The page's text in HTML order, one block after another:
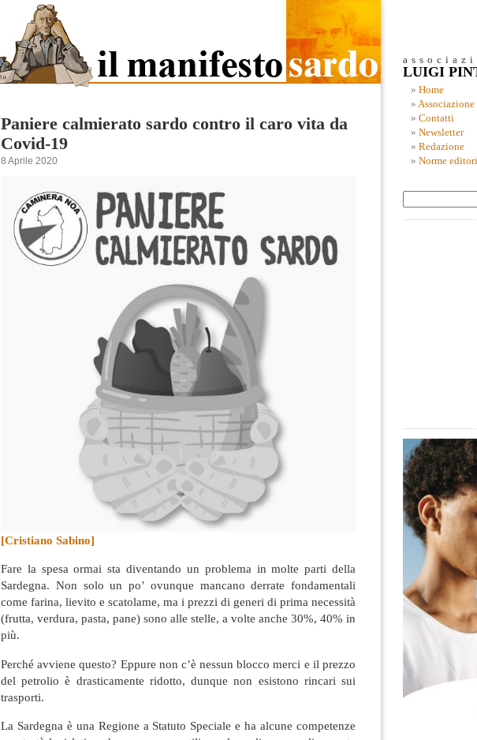
Paniere calmierato sardo contro il caro vita da
Covid-19
8 Aprile 2020
[Cristiano Sabino]
Fare la spesa ormai sta diventando un problema in molte parti della
Sardegna. Non solo un po’ ovunque mancano derrate fondamentali
come farina, lievito e scatolame, ma i prezzi di generi di prima necessità
(frutta, verdura, pasta, pane) sono alle stelle, a volte anche 30%, 40% in
più.
Perché avviene questo? Eppure non c’è nessun blocco merci e il prezzo
del petrolio è drasticamente ridotto, dunque non esistono rincari sui
trasporti.
La Sardegna è una Regione a Statuto Speciale e ha alcune competenze
LUIGI
Home
Associazione
Contatti
Newsletter
Redazione
Norme